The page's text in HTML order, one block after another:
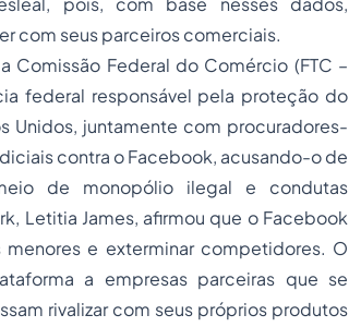
com seus parceiros comerciais.
Comissão Federal do Comércio (FTC –
federal responsável pela proteção do
Unidos, juntamente com procuradores-
contra o Facebook, acusando-o de
de monopólio ilegal e condutas
Letitia James, afirmou que o Facebook
e exterminar competidores. O
a empresas parceiras que se
rivalizar com seus próprios produtos